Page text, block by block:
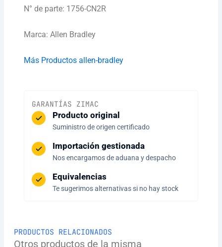
N° de parte: 1756-CN2R
Marca: Allen Bradley
Más Productos allen-bradley
GARANTÍAS ZIMAC
Producto original
Suministro de origen certificado
Importación gestionada
Nos encargamos de aduana y despacho
Equivalencias
Te sugerimos alternativas si no hay stock
PRODUCTOS RELACIONADOS
Otros productos de la misma